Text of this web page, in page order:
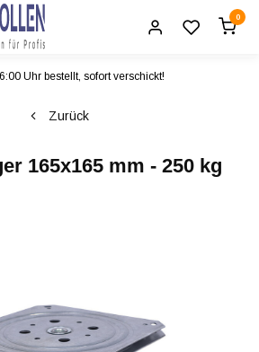
0
Uhr bestellt, sofort verschickt!
Zurück
165x165 mm - 250 kg